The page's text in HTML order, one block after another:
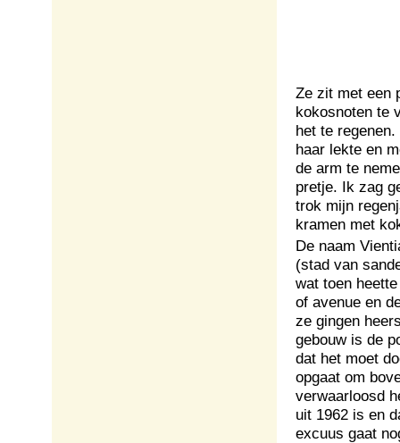
Ze zit met een
kokosnoten te
het te
haar lekte en
de arm te
pretje. Ik zag
trok mijn
kramen met
De naam
(stad van
wat toen
of avenue en
ze gingen
gebouw is de
dat het moet
opgaat om
verwaarloosd
uit 1962 is en
excuus gaat